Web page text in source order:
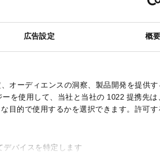
広告設定 概要
オーディエンスの洞察、製品開発を提供す
を使用して、当社と当社の 1022 提携先は
目的で使用するかを選択できます。 許可す
デバイスを特定します